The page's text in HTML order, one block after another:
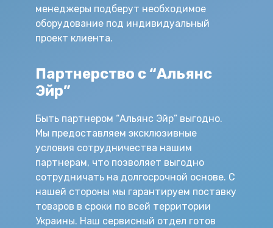
менеджеры подберут необходимое
оборудование под индивидуальный
проект клиента.
Партнерство с “Альянс
Эйр”
Быть партнером “Альянс Эйр” выгодно.
Мы предоставляем эксклюзивные
условия сотрудничества нашим
партнерам, что позволяет выгодно
сотрудничать на долгосрочной основе. С
нашей стороны мы гарантируем поставку
товаров в сроки по всей территории
Украины. Наш сервисный отдел готов